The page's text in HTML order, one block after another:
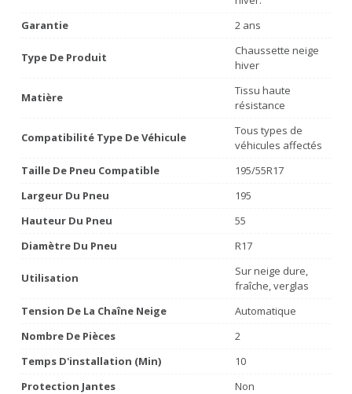
Garantie
2 ans
Type De Produit
Chaussette neige
hiver
Matière
Tissu haute
résistance
Compatibilité Type De Véhicule
Tous types de
véhicules affectés
Taille De Pneu Compatible
195/55R17
Largeur Du Pneu
195
Hauteur Du Pneu
55
Diamètre Du Pneu
R17
Utilisation
Sur neige dure,
fraîche, verglas
Tension De La Chaîne Neige
Automatique
Nombre De Pièces
2
Temps D'installation (min)
10
Protection Jantes
Non